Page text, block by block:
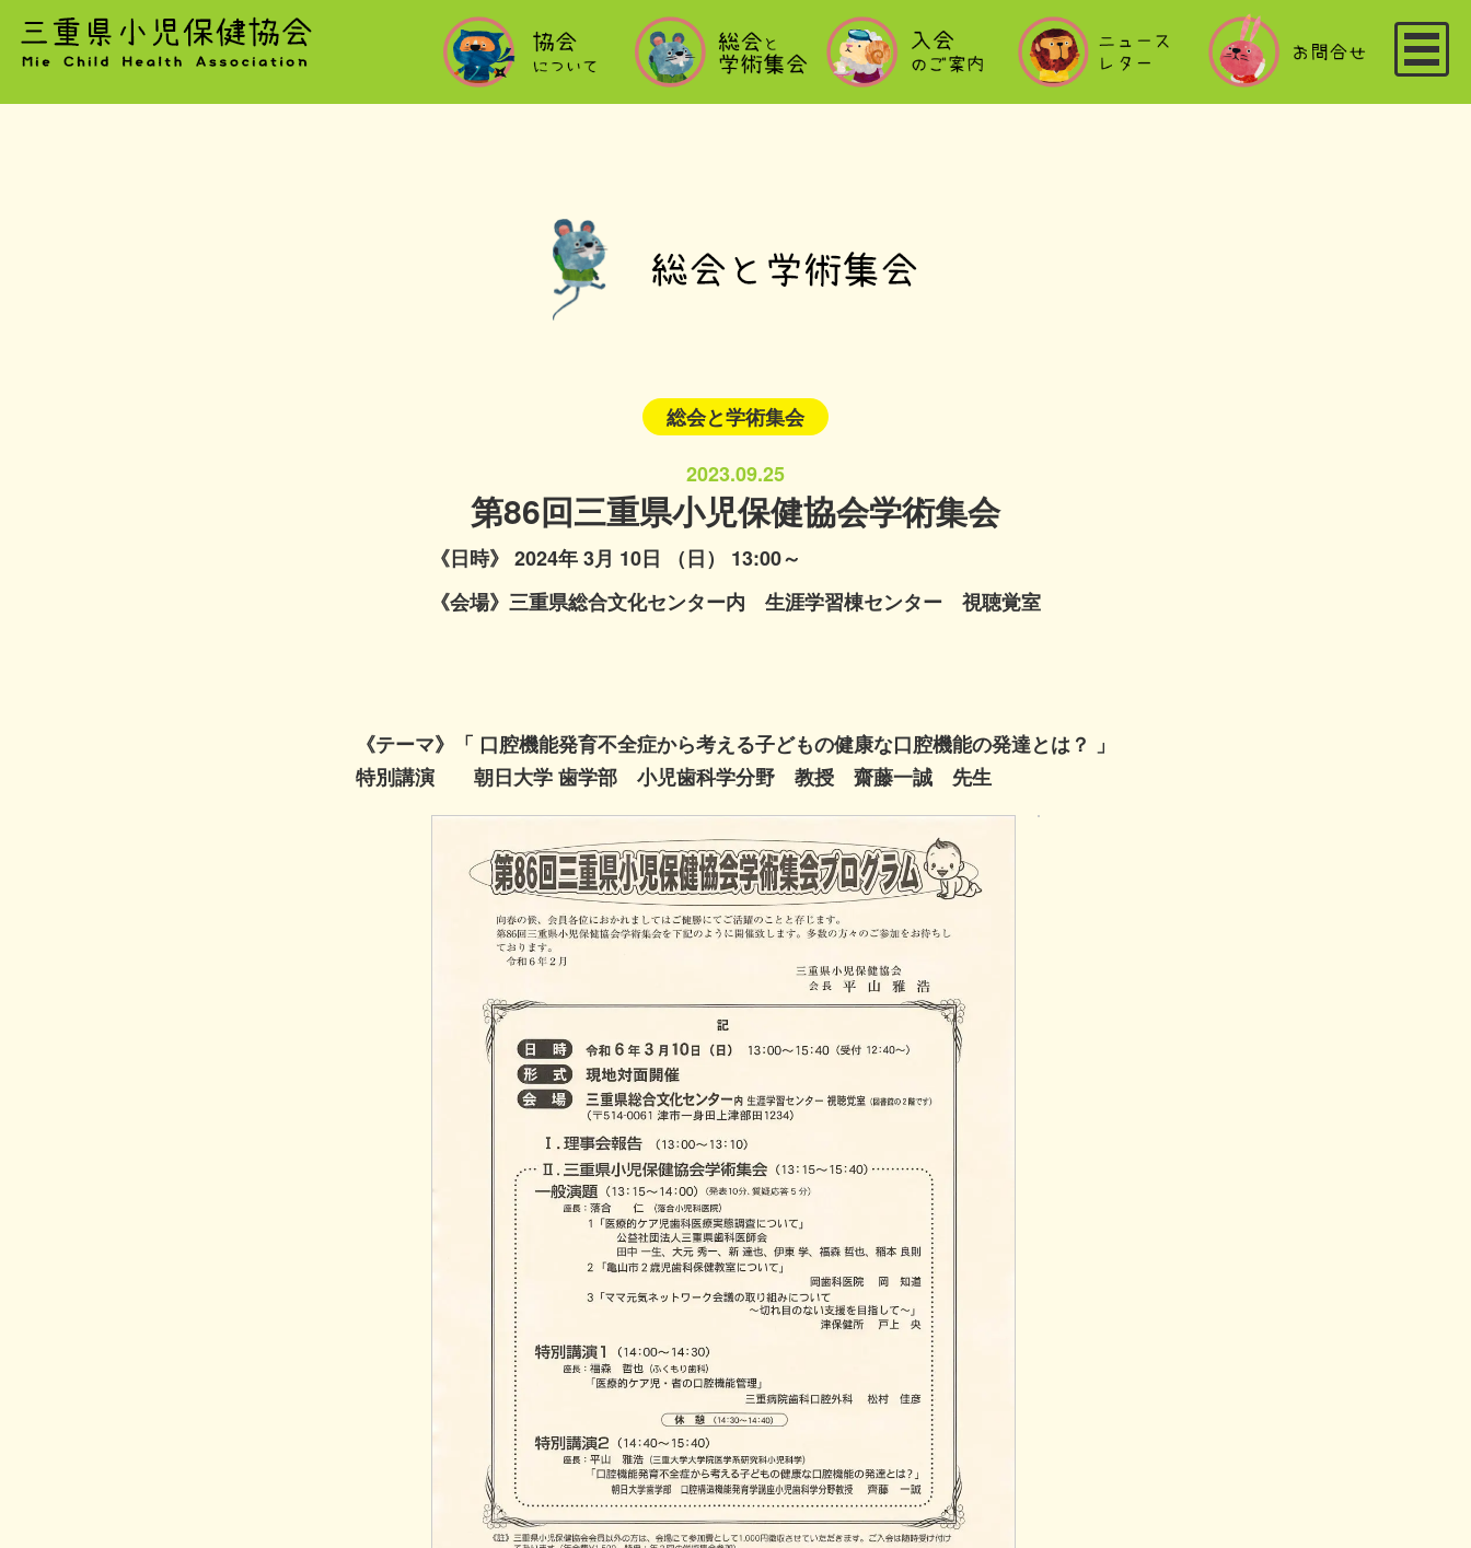
総会と学術集会
2023.09.25
第86回三重県小児保健協会学術集会
《日時》 2024年 3月 10日 （日） 13:00～
《会場》 三重県総合文化センター内 生涯学習棟センター 視聴覚室
《テーマ》「 口腔機能発育不全症から考える子どもの健康な口腔機能の発達とは？ 」
特別講演 朝日大学 歯学部 小児歯科学分野 教授 齋藤一誠 先生